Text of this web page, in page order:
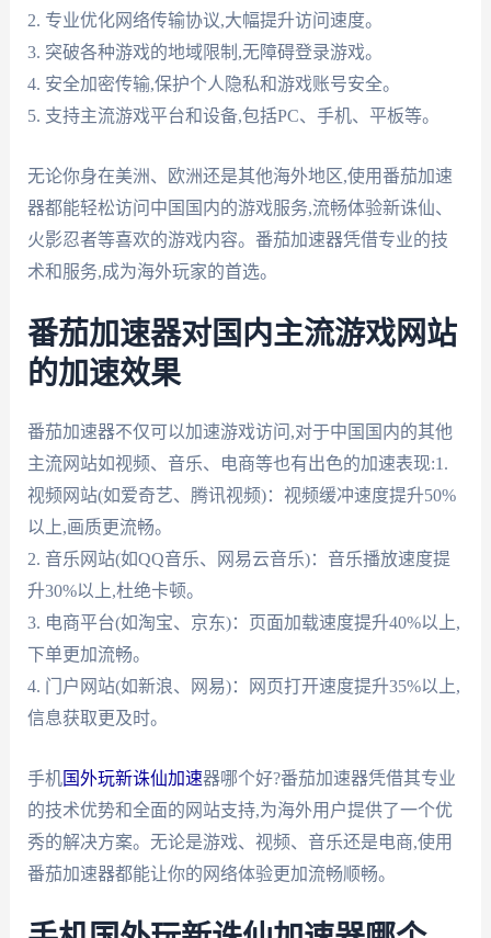
2. 专业优化网络传输协议,大幅提升访问速度。
3. 突破各种游戏的地域限制,无障碍登录游戏。
4. 安全加密传输,保护个人隐私和游戏账号安全。
5. 支持主流游戏平台和设备,包括PC、手机、平板等。
无论你身在美洲、欧洲还是其他海外地区,使用番茄加速
器都能轻松访问中国国内的游戏服务,流畅体验新诛仙、
火影忍者等喜欢的游戏内容。番茄加速器凭借专业的技
术和服务,成为海外玩家的首选。
番茄加速器对国内主流游戏网站
的加速效果
番茄加速器不仅可以加速游戏访问,对于中国国内的其他
主流网站如视频、音乐、电商等也有出色的加速表现:1.
视频网站(如爱奇艺、腾讯视频)：视频缓冲速度提升50%
以上,画质更流畅。
2. 音乐网站(如QQ音乐、网易云音乐)：音乐播放速度提
升30%以上,杜绝卡顿。
3. 电商平台(如淘宝、京东)：页面加载速度提升40%以上,
下单更加流畅。
4. 门户网站(如新浪、网易)：网页打开速度提升35%以上,
信息获取更及时。
手机国外玩新诛仙加速器哪个好?番茄加速器凭借其专业
的技术优势和全面的网站支持,为海外用户提供了一个优
秀的解决方案。无论是游戏、视频、音乐还是电商,使用
番茄加速器都能让你的网络体验更加流畅顺畅。